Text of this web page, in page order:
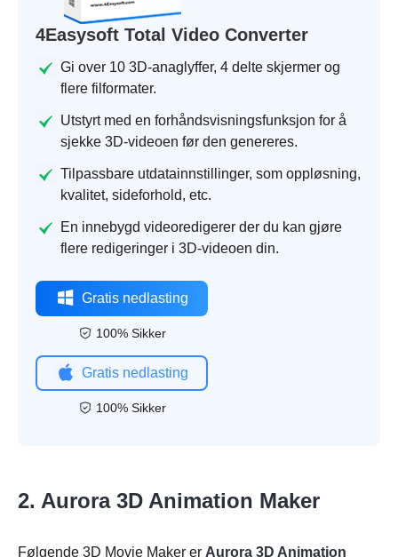
4Easysoft Total Video Converter
Gi over 10 3D-anaglyffer, 4 delte skjermer og
flere filformater.
Utstyrt med en forhåndsvisningsfunksjon for å
sjekke 3D-videoen før den genereres.
Tilpassbare utdatainnstillinger, som oppløsning,
kvalitet, sideforhold, etc.
En innebygd videoredigerer der du kan gjøre
flere redigeringer i 3D-videoen din.
Gratis nedlasting
100% Sikker
Gratis nedlasting
100% Sikker
2. Aurora 3D Animation Maker
Følgende 3D Movie Maker er Aurora 3D Animation